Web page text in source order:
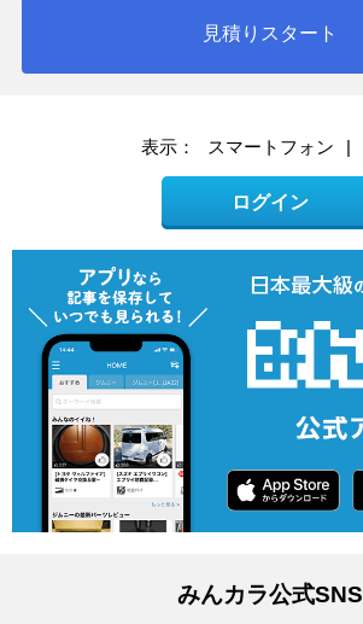
見積りスタート
表示： スマートフォン |
ログイン
みんカラ公式SNS